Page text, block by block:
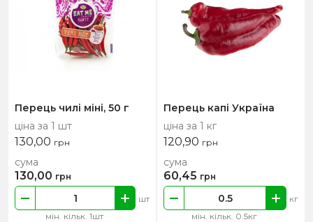
Перець чилі міні, 50 г
ціна за 1 шт
130,00 грн
мін. кільк. 1шт
шт
сума
130,00 грн
Перець капі Україна
ціна за 1 кг
120,90 грн
мін. кільк. 0.5кг
кг
сума
60,45 грн